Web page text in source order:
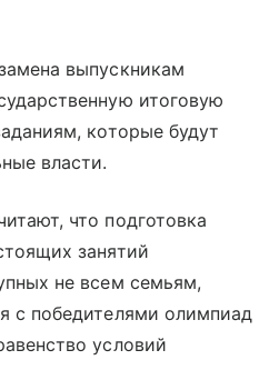
выпускникам
итоговую
которые будут
власти.
что подготовка
занятий
не всем семьям,
с победителями олимпиад
условий